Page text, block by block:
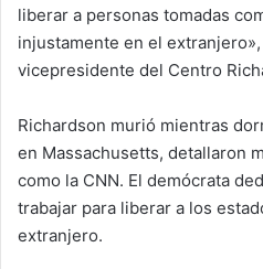
liberar a personas tomadas
injustamente en el
vicepresidente del Centro
Richardson murió mientras
en Massachusetts, detallaron
como la CNN. El demócrata
trabajar para liberar a los
extranjero.